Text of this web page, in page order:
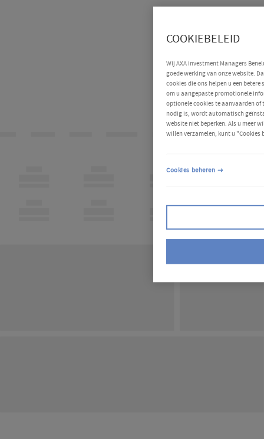
COOKIEBELEID
Wij AXA Investment Managers
goede werking van onze website.
cookies die ons helpen u een
om u aangepaste promotionele
optionele cookies te aanvaarden of
nodig is, wordt automatisch
website niet beperken. Als u meer
willen verzamelen, kunt u "Cookies
Cookies beheren